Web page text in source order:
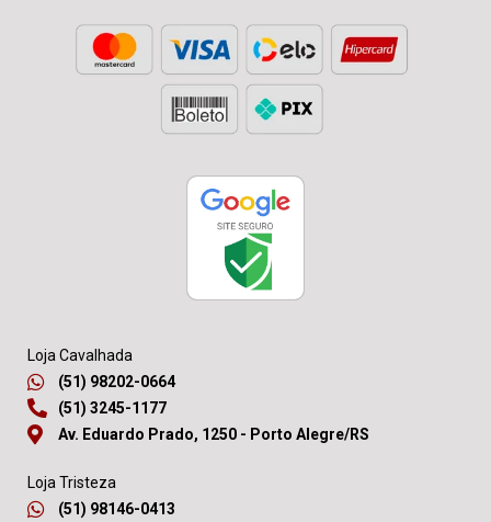
Loja Cavalhada
(51) 98202-0664
(51) 3245-1177
Av. Eduardo Prado, 1250 - Porto Alegre/RS
Loja Tristeza
(51) 98146-0413